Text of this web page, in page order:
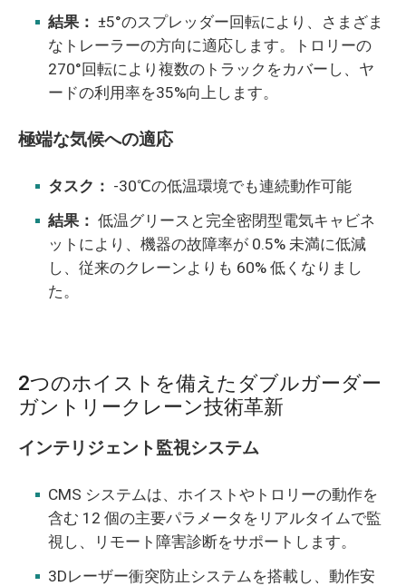
結果： ±5°のスプレッダー回転により、さまざま
なトレーラーの方向に適応します。トロリーの
270°回転により複数のトラックをカバーし、ヤ
ードの利用率を35%向上します。
極端な気候への適応
タスク： -30℃の低温環境でも連続動作可能
結果： 低温グリースと完全密閉型電気キャビネ
ットにより、機器の故障率が 0.5% 未満に低減
し、従来のクレーンよりも 60% 低くなりまし
た。
2つのホイストを備えたダブルガーダー
ガントリークレーン技術革新
インテリジェント監視システム
CMS システムは、ホイストやトロリーの動作を
含む 12 個の主要パラメータをリアルタイムで監
視し、リモート障害診断をサポートします。
3Dレーザー衝突防止システムを搭載し、動作安